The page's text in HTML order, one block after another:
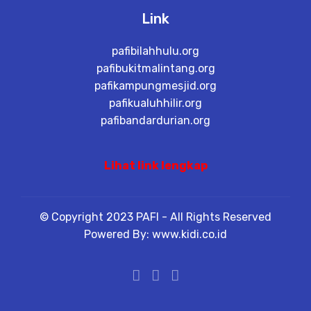
Link
pafibilahhulu.org
pafibukitmalintang.org
pafikampungmesjid.org
pafikualuhhilir.org
pafibandardurian.org
Lihat link lengkap
© Copyright 2023 PAFI - All Rights Reserved
Powered By: www.kidi.co.id